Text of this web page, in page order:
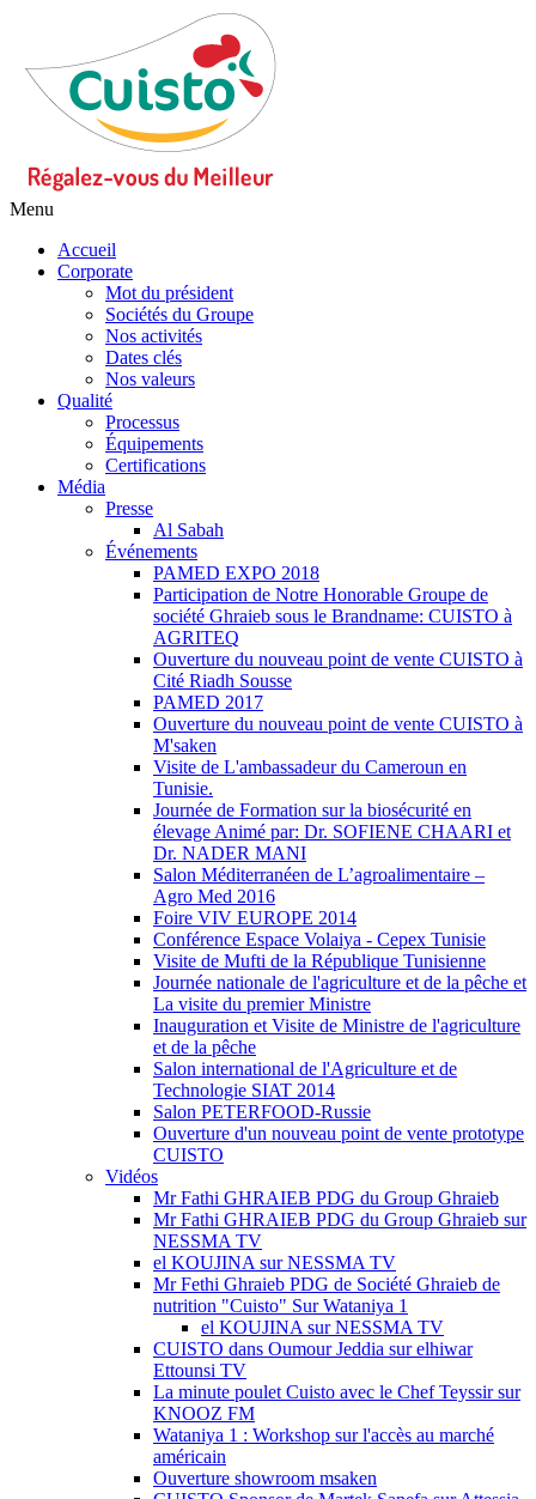
Menu
Accueil
Corporate
Mot du président
Sociétés du Groupe
Nos activités
Dates clés
Nos valeurs
Qualité
Processus
Équipements
Certifications
Média
Presse
Al Sabah
Événements
PAMED EXPO 2018
Participation de Notre Honorable Groupe de
société Ghraieb sous le Brandname: CUISTO à
AGRITEQ
Ouverture du nouveau point de vente CUISTO à
Cité Riadh Sousse
PAMED 2017
Ouverture du nouveau point de vente CUISTO à
M'saken
Visite de L'ambassadeur du Cameroun en
Tunisie.
Journée de Formation sur la biosécurité en
élevage Animé par: Dr. SOFIENE CHAARI et
Dr. NADER MANI
Salon Méditerranéen de L’agroalimentaire –
Agro Med 2016
Foire VIV EUROPE 2014
Conférence Espace Volaiya - Cepex Tunisie
Visite de Mufti de la République Tunisienne
Journée nationale de l'agriculture et de la pêche et
La visite du premier Ministre
Inauguration et Visite de Ministre de l'agriculture
et de la pêche
Salon international de l'Agriculture et de
Technologie SIAT 2014
Salon PETERFOOD-Russie
Ouverture d'un nouveau point de vente prototype
CUISTO
Vidéos
Mr Fathi GHRAIEB PDG du Group Ghraieb
Mr Fathi GHRAIEB PDG du Group Ghraieb sur
NESSMA TV
el KOUJINA sur NESSMA TV
Mr Fethi Ghraieb PDG de Société Ghraieb de
nutrition "Cuisto" Sur Wataniya 1
el KOUJINA sur NESSMA TV
CUISTO dans Oumour Jeddia sur elhiwar
Ettounsi TV
La minute poulet Cuisto avec le Chef Teyssir sur
KNOOZ FM
Wataniya 1 : Workshop sur l'accès au marché
américain
Ouverture showroom msaken